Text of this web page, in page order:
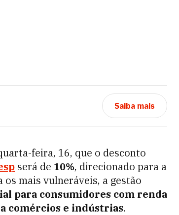
Saiba mais
feira, 16, que o desconto
será de 10%, direcionado para a
mais vulneráveis, a gestão
para consumidores com renda
comércios e indústrias.